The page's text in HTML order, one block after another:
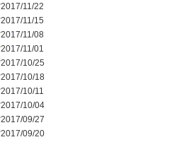
2017/11/22
2017/11/15
2017/11/08
2017/11/01
2017/10/25
2017/10/18
2017/10/11
2017/10/04
2017/09/27
2017/09/20